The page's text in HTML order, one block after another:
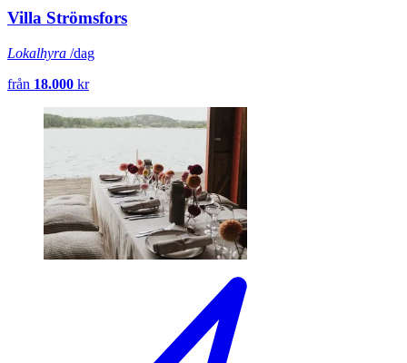
Villa Strömsfors
Lokalhyra /dag
från 18.000 kr